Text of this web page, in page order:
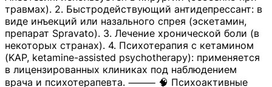
травмах). 2. Быстродействующий антидепрессант: в
виде инъекций или назального спрея (эскетамин,
препарат Spravato). 3. Лечение хронической боли (в
некоторых странах). 4. Психотерапия с кетамином
(KAP, ketamine-assisted psychotherapy): применяется
в лицензированных клиниках под наблюдением
врача и психотерапевта. ⸻ 🧠 Психоактивные